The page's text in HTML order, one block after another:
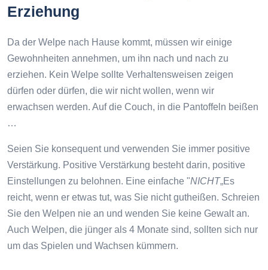
Erziehung
Da der Welpe nach Hause kommt, müssen wir einige
Gewohnheiten annehmen, um ihn nach und nach zu
erziehen. Kein Welpe sollte Verhaltensweisen zeigen
dürfen oder dürfen, die wir nicht wollen, wenn wir
erwachsen werden. Auf die Couch, in die Pantoffeln beißen
…
Seien Sie konsequent und verwenden Sie immer positive
Verstärkung. Positive Verstärkung besteht darin, positive
Einstellungen zu belohnen. Eine einfache "NICHT„Es
reicht, wenn er etwas tut, was Sie nicht gutheißen. Schreien
Sie den Welpen nie an und wenden Sie keine Gewalt an.
Auch Welpen, die jünger als 4 Monate sind, sollten sich nur
um das Spielen und Wachsen kümmern.